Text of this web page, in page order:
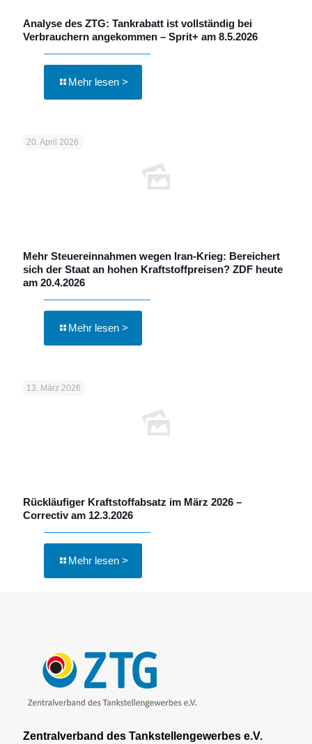
Analyse des ZTG: Tankrabatt ist vollständig bei
Verbrauchern angekommen – Sprit+ am 8.5.2026
Mehr lesen >
20. April 2026
Mehr Steuereinnahmen wegen Iran-Krieg: Bereichert
sich der Staat an hohen Kraftstoffpreisen? ZDF heute
am 20.4.2026
Mehr lesen >
13. März 2026
Rückläufiger Kraftstoffabsatz im März 2026 –
Correctiv am 12.3.2026
Mehr lesen >
Zentralverband des Tankstellengewerbes e.V.